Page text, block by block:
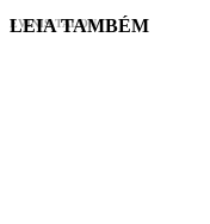
EVINIS TALON
LEIA TAMBÉM